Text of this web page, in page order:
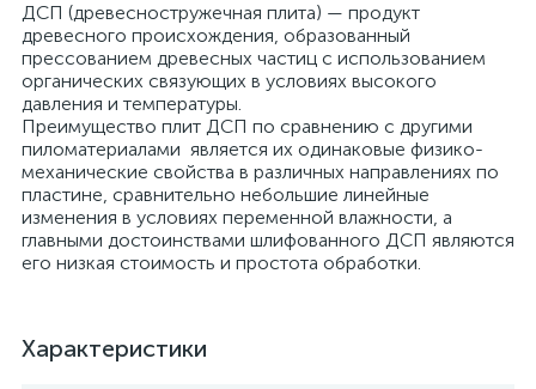
ДСП (древесностружечная плита) — продукт
древесного происхождения, образованный
прессованием древесных частиц с использованием
органических связующих в условиях высокого
давления и температуры.
Преимущество плит ДСП по сравнению с другими
пиломатериалами является их одинаковые физико-
механические свойства в различных направлениях по
пластине, сравнительно небольшие линейные
изменения в условиях переменной влажности, а
главными достоинствами шлифованного ДСП являются
его низкая стоимость и простота обработки.
Характеристики